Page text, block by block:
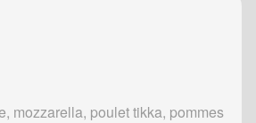
mozzarella, poulet tikka, pommes